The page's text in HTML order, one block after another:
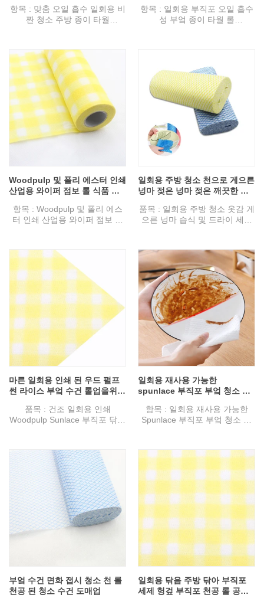
항목 : 맞춤 오일 흡수 일회용 비
짠 청소 주방 종이 타월
색상 : 흰색, 밝은 파란색, 진한
파란색 또는 사용자 정의
특징 : 고도로 물 흡수성, 오일
흡수, 웹 성형, 평균, 메쉬 명확
한, 닦아, 경제적 인 조리개 또는
인쇄시 보푸라기가 필요 없습니
다.
용도 : 청소 주방 (요리, 그릇, 팬,
테이블), 장비, 가구, 바닥 등
항목 : 일회용 부직포 오일 흡수
성 부엌 종이 타월 롤
특징 : 물 흡수성, 웹 형성, 평균,
메쉬 분명, 닦아, 경제적, 다양한
조리개 또는 인쇄시 보푸라기가
없음.
용도 : 청소 주방, 장비, 가구, 바
닥 등
Woodpulp 및 폴리 에스터 인쇄
산업용 와이퍼 점보 롤 식품 서
항목 : Woodpulp 및 폴리 에스
터 인쇄 산업용 와이퍼 점보 롤
부직포 기술 : Spunlace.
디자인 : 일반, 양각, 메쉬
색상 : 인쇄 또는 사용자 정의
특징 : 물 흡수성, 웹 형성, 평균,
메쉬 분명, 닦아, 경제적, 다양한
조리개 또는 인쇄시 보푸라기가
용도 : 청소 주방, 장비, 가구, 바
닥 등
일회용 주방 청소 천으로 게으른
넝마 젖은 넝마 젖은 깨끗한 재
패턴 롤 사용자 정의
품목 : 일회용 주방 청소 옷감 게
으른 넝마 습식 및 드라이 세척
사양 : 38GSM-100GSM.
부직포 기술 : Spunlace.
디자인 : 일반, 양각, 메쉬
색상 : 인쇄 또는 사용자 정의
특징 : 물 흡수성, 웹 형성, 평균,
메쉬 분명, 닦아, 경제적, 다양한
조리개 또는 인쇄시 보푸라기가
없음.
용도 : 청소 주방, 장비, 가구, 바
닥 등
마른 일회용 인쇄 된 우드 펄프
썬 라이스 부엌 수건 롤업을위한
품목 : 건조 일회용 인쇄
Woodpulp Sunlace 부직포 닦아
부직포 기술 : Spunlace.
디자인 : 일반, 양각, 메쉬
색상 : 인쇄 또는 사용자 정의
특징 : 물 흡수성, 웹 형성, 평균,
메쉬 분명, 닦아, 경제적, 다양한
조리개 또는 인쇄시 보푸라기가
없음.
용도 : 청소 주방, 장비, 가구, 바
일회용 재사용 가능한
spunlace 부직포 부엌 청소 와
항목 : 일회용 재사용 가능한
Spunlace 부직포 부엌 청소 롤
부직포 기술 : Spunlace.
색상 : 흰색 또는 사용자 정의
특징 : 물 흡수성, 웹 형성, 평균,
메쉬 분명, 닦아, 경제적, 다양한
조리개 또는 인쇄시 보푸라기가
없음.
용도 : 청소 주방, 장비, 가구, 바
부엌 수건 면화 접시 청소 천 롤
천공 된 청소 수건 도매업
일회용 닦음 주방 닦아 부직포
세제 헝겊 부직포 천공 롤 공급